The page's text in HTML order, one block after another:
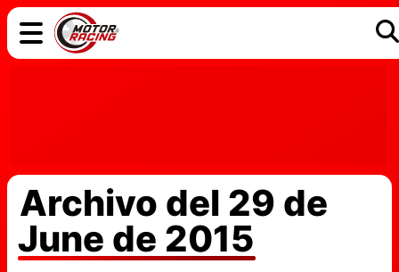
Archivo del 29 de
June de 2015